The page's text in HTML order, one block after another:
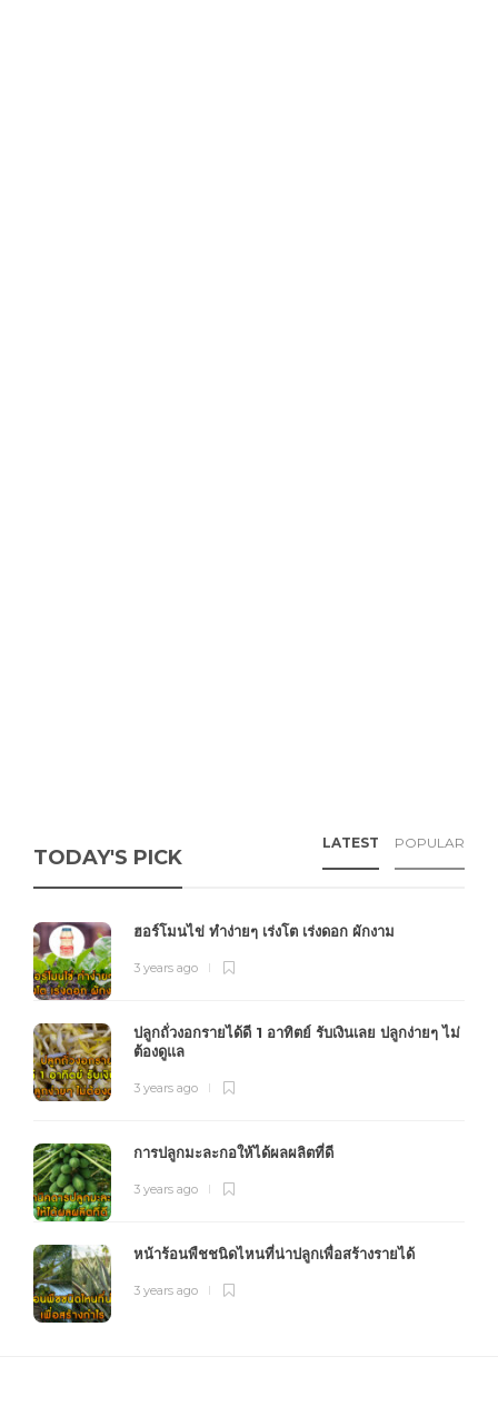
TODAY'S PICK
LATEST POPULAR
ฮอร์โมนไข่ ทำง่ายๆ เร่งโต เร่งดอก ผักงาม
3 years ago
ปลูกถั่วงอกรายได้ดี 1 อาทิตย์ รับเงินเลย ปลูกง่ายๆ ไม่
ต้องดูแล
3 years ago
การปลูกมะละกอให้ได้ผลผลิตที่ดี
3 years ago
หน้าร้อนพืชชนิดไหนที่น่าปลูกเพื่อสร้างรายได้
3 years ago